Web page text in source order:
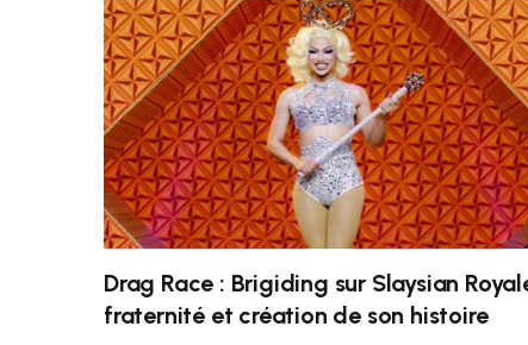
Drag Race : Brigiding sur Slaysian
fraternité et création de son histoire